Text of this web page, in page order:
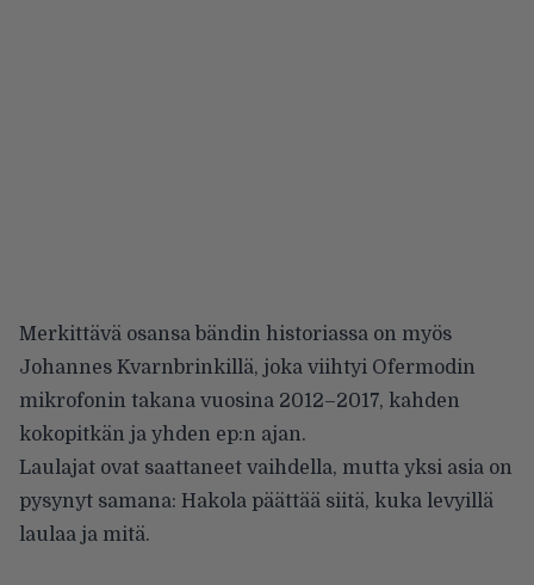
Merkittävä osansa bändin historiassa on myös
Johannes Kvarnbrinkillä, joka viihtyi Ofermodin
mikrofonin takana vuosina 2012–2017, kahden
kokopitkän ja yhden ep:n ajan.
Laulajat ovat saattaneet vaihdella, mutta yksi asia on
pysynyt samana: Hakola päättää siitä, kuka levyillä
laulaa ja mitä.